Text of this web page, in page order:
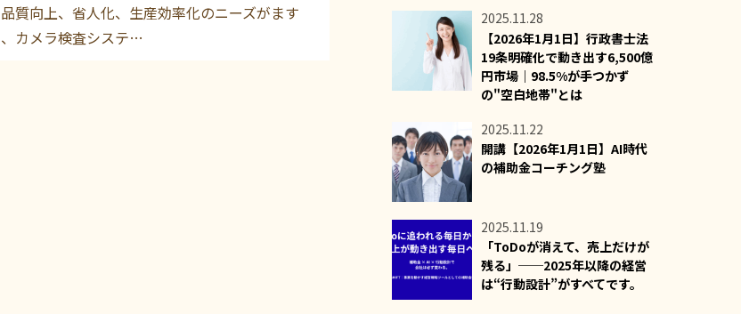
質向上、省人化、生産効率化のニーズがます
カメラ検査システ…
2025.11.28
【2026年1月1日】行政書士法
19条明確化で動き出す6,500億
円市場｜98.5%が手つかず
の"空白地帯"とは
2025.11.22
開講【2026年1月1日】AI時代
の補助金コーチング塾
2025.11.19
「ToDoが消えて、売上だけが
残る」──2025年以降の経営
は“行動設計”がすべてです。